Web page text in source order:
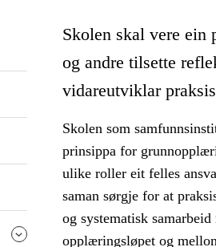
Skolen skal vere ein
og andre tilsette
vidareutviklar
Skolen som
prinsippa for
ulike roller eit felles
saman sørgje for at
og systematisk
opplæringsløpet og